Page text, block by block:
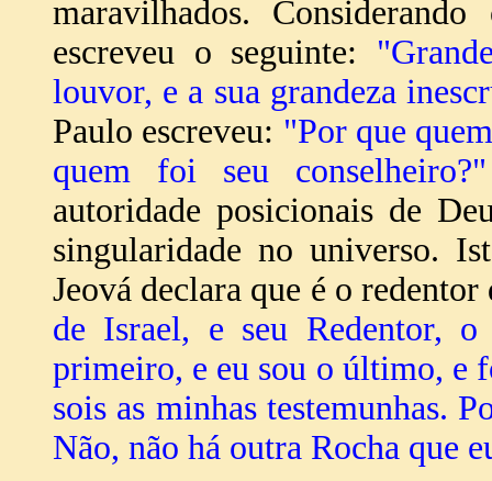
maravilhados.
escreveu o seguinte:
louvor, e a sua grandeza
Paulo escreveu: "Por que
quem foi seu conselheiro?"
autoridade posicionais de
singularidade no universo.
Jeová declara que é o
de Israel, e seu Redentor,
primeiro, e eu sou o último, e
sois as minhas testemunhas.
Não, não há outra Rocha que